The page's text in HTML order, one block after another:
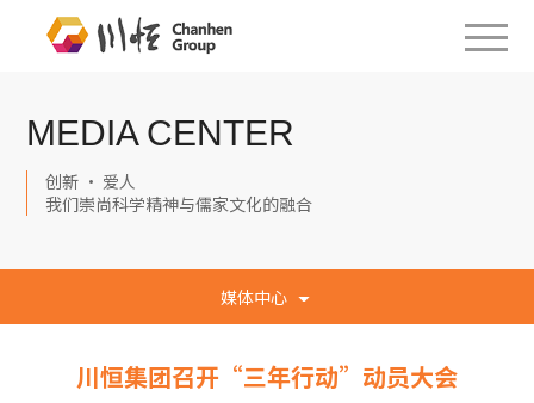
MEDIA CENTER
创新 · 爱人
我们崇尚科学精神与儒家文化的融合
媒体中心
川恒集团召开“三年行动”动员大会